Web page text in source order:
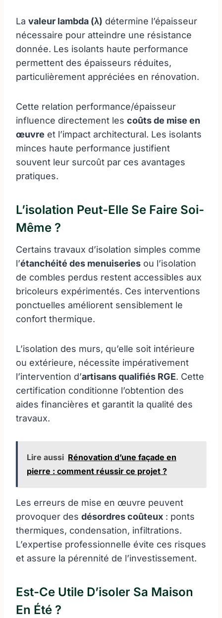
La valeur lambda (λ) détermine l’épaisseur
nécessaire pour atteindre une résistance
donnée. Les isolants haute performance
permettent des épaisseurs réduites,
particulièrement appréciées en rénovation.
Cette relation performance/épaisseur
influence directement les coûts de mise en
œuvre et l’impact architectural. Les isolants
minces haute performance justifient
souvent leur surcoût par ces avantages
pratiques.
L’isolation Peut-Elle Se Faire Soi-
Même ?
Certains travaux d’isolation simples comme
l’étanchéité des menuiseries ou l’isolation
de combles perdus restent accessibles aux
bricoleurs expérimentés. Ces interventions
ponctuelles améliorent sensiblement le
confort thermique.
L’isolation des murs, qu’elle soit intérieure
ou extérieure, nécessite impérativement
l’intervention d’artisans qualifiés RGE. Cette
certification conditionne l’obtention des
aides financières et garantit la qualité des
travaux.
Lire aussi Rénovation d’une façade en
pierre : comment réussir ce projet ?
Les erreurs de mise en œuvre peuvent
provoquer des désordres coûteux : ponts
thermiques, condensation, infiltrations.
L’expertise professionnelle évite ces risques
et assure la pérennité de l’investissement.
Est-Ce Utile D’isoler Sa Maison
En Été ?